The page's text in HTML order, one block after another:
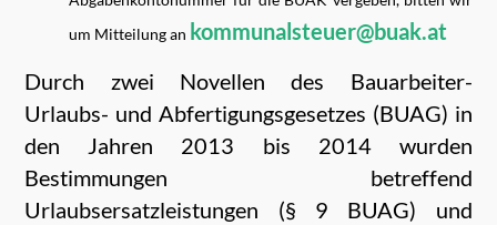
um Mitteilung an kommunalsteuer@buak.at
Durch zwei Novellen des Bauarbeiter-
Urlaubs- und Abfertigungsgesetzes (BUAG) in
den Jahren 2013 bis 2014 wurden
Bestimmungen betreffend
Urlaubsersatzleistungen (§ 9 BUAG) und